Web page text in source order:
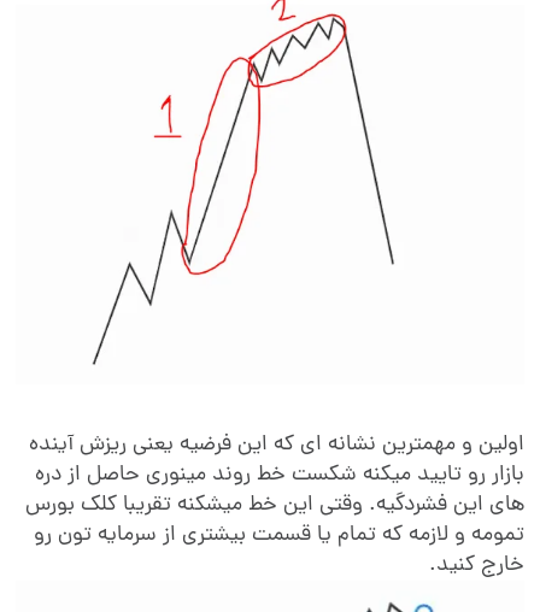
و مهمترین نشانه ای که این فرضیه یعنی ریزش آینده
رو تایید میکنه شکست خط روند مینوری حاصل از دره
این فشردگیه. وقتی این خط میشکنه تقریبا کلک بورس
و لازمه که تمام یا قسمت بیشتری از سرمایه تون رو
کنید.